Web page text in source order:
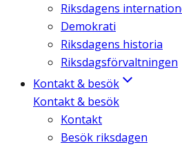
Riksdagens
Demokrati
Riksdagens historia
Riksdagsförvaltningen
Kontakt & besök
Kontakt & besök
Kontakt
Besök riksdagen